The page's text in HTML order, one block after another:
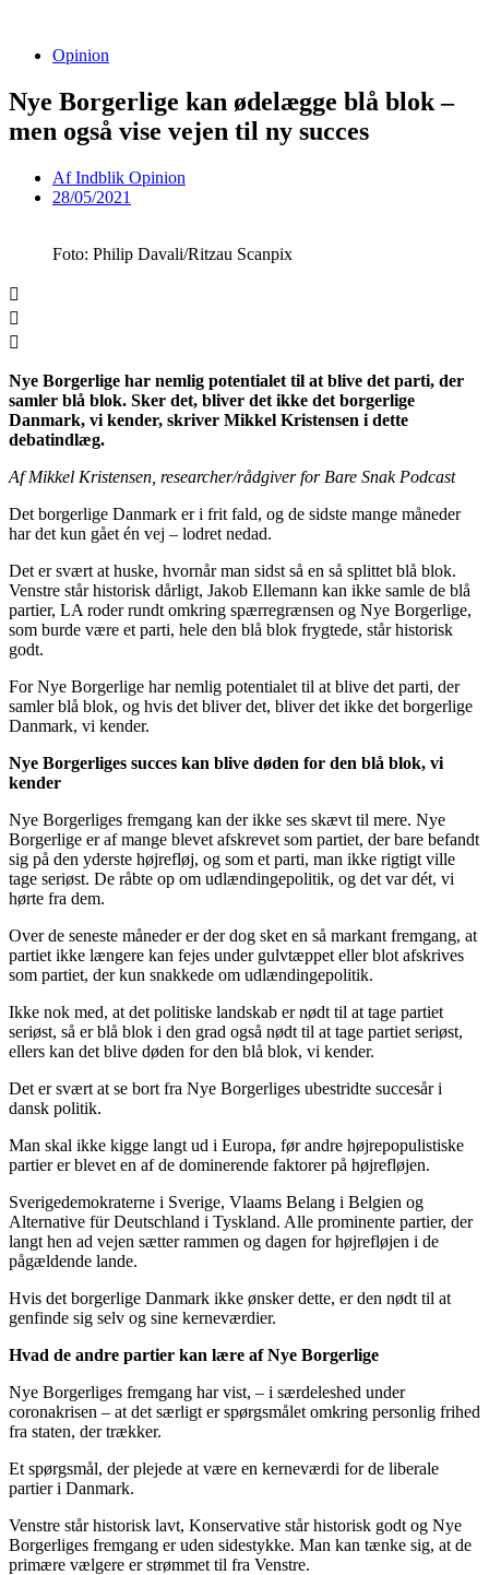
indholdOpinion
Nye Borgerlige kan ødelægge blå blok –
men også vise vejen til ny succes
AfIndblik Opinion
28/05/2021
Foto: Philip Davali/Ritzau Scanpix
Nye Borgerlige har nemlig potentialet til at blive det parti, der
samler blå blok. Sker det, bliver det ikke det borgerlige
Danmark, vi kender, skriver Mikkel Kristensen i dette
debatindlæg.
Af Mikkel Kristensen, researcher/rådgiver for Bare Snak Podcast
Det borgerlige Danmark er i frit fald, og de sidste mange måneder
har det kun gået én vej – lodret nedad.
Det er svært at huske, hvornår man sidst så en så splittet blå blok.
Venstre står historisk dårligt, Jakob Ellemann kan ikke samle de blå
partier, LA roder rundt omkring spærregrænsen og Nye Borgerlige,
som burde være et parti, hele den blå blok frygtede, står historisk
godt.
For Nye Borgerlige har nemlig potentialet til at blive det parti, der
samler blå blok, og hvis det bliver det, bliver det ikke det borgerlige
Danmark, vi kender.
Nye Borgerliges succes kan blive døden for den blå blok, vi
kender
Nye Borgerliges fremgang kan der ikke ses skævt til mere. Nye
Borgerlige er af mange blevet afskrevet som partiet, der bare befandt
sig på den yderste højrefløj, og som et parti, man ikke rigtigt ville
tage seriøst. De råbte op om udlændingepolitik, og det var dét, vi
hørte fra dem.
Over de seneste måneder er der dog sket en så markant fremgang, at
partiet ikke længere kan fejes under gulvtæppet eller blot afskrives
som partiet, der kun snakkede om udlændingepolitik.
Ikke nok med, at det politiske landskab er nødt til at tage partiet
seriøst, så er blå blok i den grad også nødt til at tage partiet seriøst,
ellers kan det blive døden for den blå blok, vi kender.
Det er svært at se bort fra Nye Borgerliges ubestridte succesår i
dansk politik.
Man skal ikke kigge langt ud i Europa, før andre højrepopulistiske
partier er blevet en af de dominerende faktorer på højrefløjen.
Sverigedemokraterne i Sverige, Vlaams Belang i Belgien og
Alternative für Deutschland i Tyskland. Alle prominente partier, der
langt hen ad vejen sætter rammen og dagen for højrefløjen i de
pågældende lande.
Hvis det borgerlige Danmark ikke ønsker dette, er den nødt til at
genfinde sig selv og sine kerneværdier.
Hvad de andre partier kan lære af Nye Borgerlige
Nye Borgerliges fremgang har vist, – i særdeleshed under
coronakrisen – at det særligt er spørgsmålet omkring personlig frihed
fra staten, der trækker.
Et spørgsmål, der plejede at være en kerneværdi for de liberale
partier i Danmark.
Venstre står historisk lavt, Konservative står historisk godt og Nye
Borgerliges fremgang er uden sidestykke. Man kan tænke sig, at de
primære vælgere er strømmet til fra Venstre.